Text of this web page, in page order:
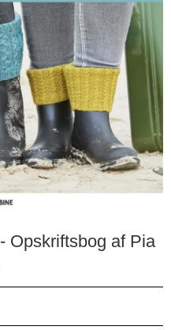
Opskriftsbog af Pia